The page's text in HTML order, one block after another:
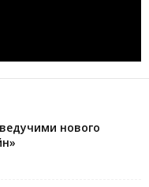
ведучими нового